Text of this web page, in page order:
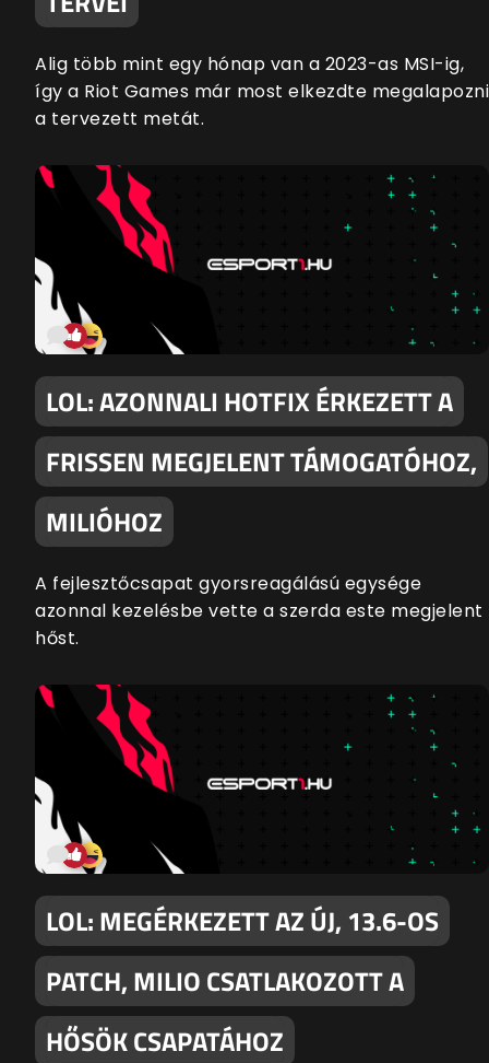
Alig több mint egy hónap van a 2023-as MSI-ig,
így a Riot Games már most elkezdte megalapozni
a tervezett metát.
LOL: AZONNALI HOTFIX ÉRKEZETT A
FRISSEN MEGJELENT TÁMOGATÓHOZ,
MILIÓHOZ
A fejlesztőcsapat gyorsreagálású egysége
azonnal kezelésbe vette a szerda este megjelent
hőst.
LOL: MEGÉRKEZETT AZ ÚJ, 13.6-OS
PATCH, MILIO CSATLAKOZOTT A
HŐSÖK CSAPATÁHOZ